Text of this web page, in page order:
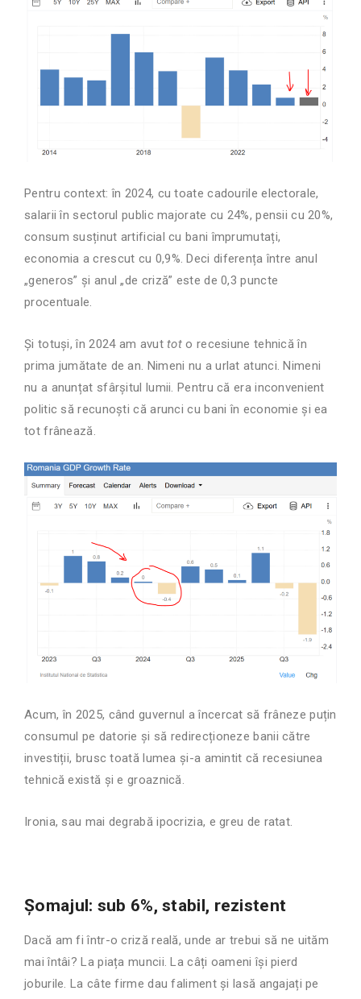
Pentru context: în 2024, cu toate cadourile electorale,
salarii în sectorul public majorate cu 24%, pensii cu 20%,
consum susținut artificial cu bani împrumutați,
economia a crescut cu 0,9%. Deci diferența între anul
„generos” și anul „de criză” este de 0,3 puncte
procentuale.
Și totuși, în 2024 am avuttot o recesiune tehnică în
prima jumătate de an. Nimeni nu a urlat atunci. Nimeni
nu a anunțat sfârșitul lumii. Pentru că era inconvenient
politic să recunoști că arunci cu bani în economie și ea
tot frânează.
Acum, în 2025, când guvernul a încercat să frâneze puțin
consumul pe datorie și să redirecționeze banii către
investiții, brusc toată lumea și-a amintit că recesiunea
tehnică există și e groaznică.
Ironia, sau mai degrabă ipocrizia, e greu de ratat.
Șomajul: sub 6%, stabil, rezistent
Dacă am fi într-o criză reală, unde ar trebui să ne uităm
mai întâi? La piața muncii. La câți oameni își pierd
joburile. La câte firme dau faliment și lasă angajați pe